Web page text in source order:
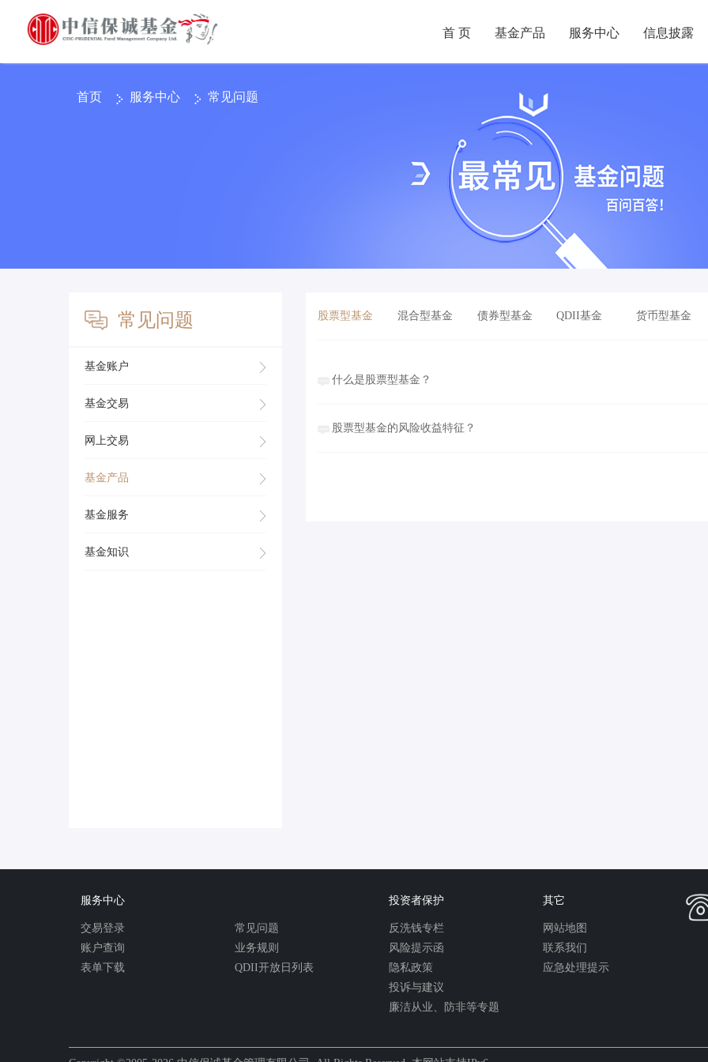
首 页 基金产品 服务中心 信息披露
首页 服务中心 常见问题
常见问题
基金账户
基金交易
网上交易
基金产品
基金服务
基金知识
股票型基金 混合型基金 债券型基金 QDII基金 货币型基金
什么是股票型基金？
股票型基金的风险收益特征？
服务中心
交易登录
账户查询
表单下载
常见问题
业务规则
QDII开放日列表
投资者保护
反洗钱专栏
风险提示函
隐私政策
投诉与建议
廉洁从业、防非等专题
其它
网站地图
联系我们
应急处理提示